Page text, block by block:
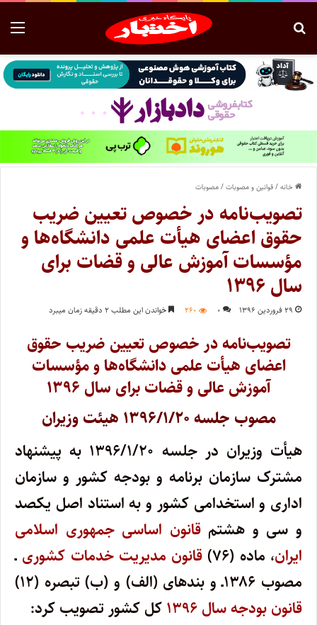
خانه/قوانین و مصوبات/مصوبات
تصویب‌نامه در خصوص تعیین ضریب
حقوق اعضای هیأت علمی دانشگاه‌ها و
مؤسسات آموزش عالی و قضات برای
سال ۱۳۹۶
۲۹ فروردین ۱۳۹۶ ۰ ۲۶۰ خواندن این مطلب ۲ دقیقه زمان میبرد
تصویب‌نامه در خصوص تعیین ضریب حقوق
اعضای هیأت علمی دانشگاه‌ها و مؤسسات
آموزش عالی و قضات برای سال ۱۳۹۶
مصوب جلسه ۱۳۹۶/۱/۲۰ هیئت وزیران
هیأت وزیران در جلسه ۱۳۹۶/۱/۲۰ به پیشنهاد
مشترک سازمان برنامه و بودجه کشور و سازمان
اداری و استخدامی کشور و به استناد اصل یکصد
و سی و هشتمقانون اساسی جمهوری اسلامی
ایران، ماده (۷۶) قانون مدیریت خدمات کشوری ـ
مصوب ۱۳۸۶ـ و بندهای (الف) و (ب) تبصره (۱۲)
قانون بودجه سال ۱۳۹۶
کل کشور تصویب کرد: